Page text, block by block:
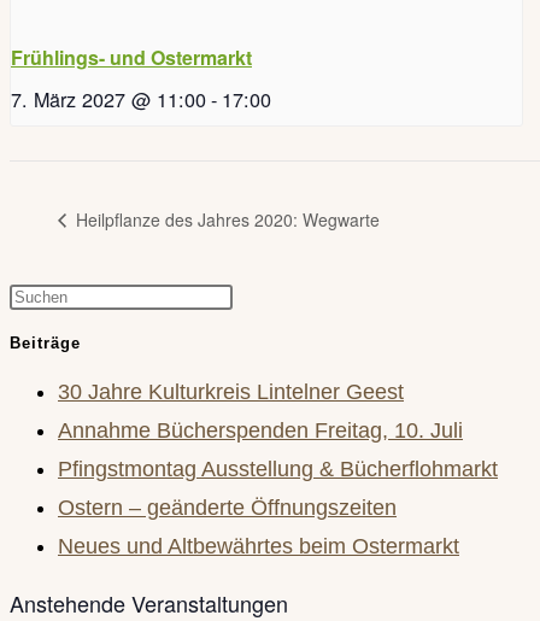
Frühlings- und Ostermarkt
7. März 2027 @ 11:00- 17:00
Heilpflanze des Jahres 2020: Wegwarte
Press
close
the
search
panel.
Beiträge
30 Jahre Kulturkreis Lintelner Geest
Annahme Bücherspenden Freitag, 10. Juli
Pfingstmontag Ausstellung & Bücherflohmarkt
Ostern – geänderte Öffnungszeiten
Neues und Altbewährtes beim Ostermarkt
Anstehende Veranstaltungen